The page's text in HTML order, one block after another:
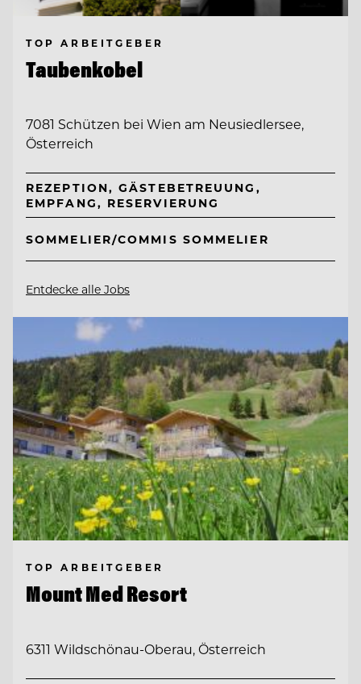
TOP ARBEITGEBER
Taubenkobel
7081 Schützen bei Wien am Neusiedlersee,
Österreich
REZEPTION, GÄSTEBETREUUNG,
EMPFANG, RESERVIERUNG
SOMMELIER/COMMIS SOMMELIER
Entdecke alle Jobs
TOP ARBEITGEBER
Mount Med Resort
6311 Wildschönau-Oberau, Österreich